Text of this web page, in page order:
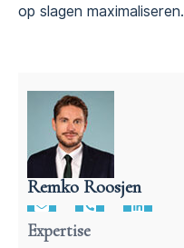
op slagen maximaliseren.
Remko Roosjen
Advocaat contractenrecht
Expertise